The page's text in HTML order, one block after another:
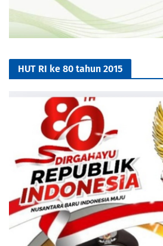
HUT RI ke 80 tahun 2015